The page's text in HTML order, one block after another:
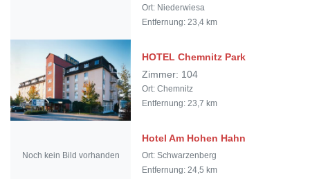
Ort: Niederwiesa
Entfernung: 23,4 km
HOTEL Chemnitz Park
Zimmer: 104
Ort: Chemnitz
Entfernung: 23,7 km
Noch kein Bild vorhanden
Hotel Am Hohen Hahn
Ort: Schwarzenberg
Entfernung: 24,5 km